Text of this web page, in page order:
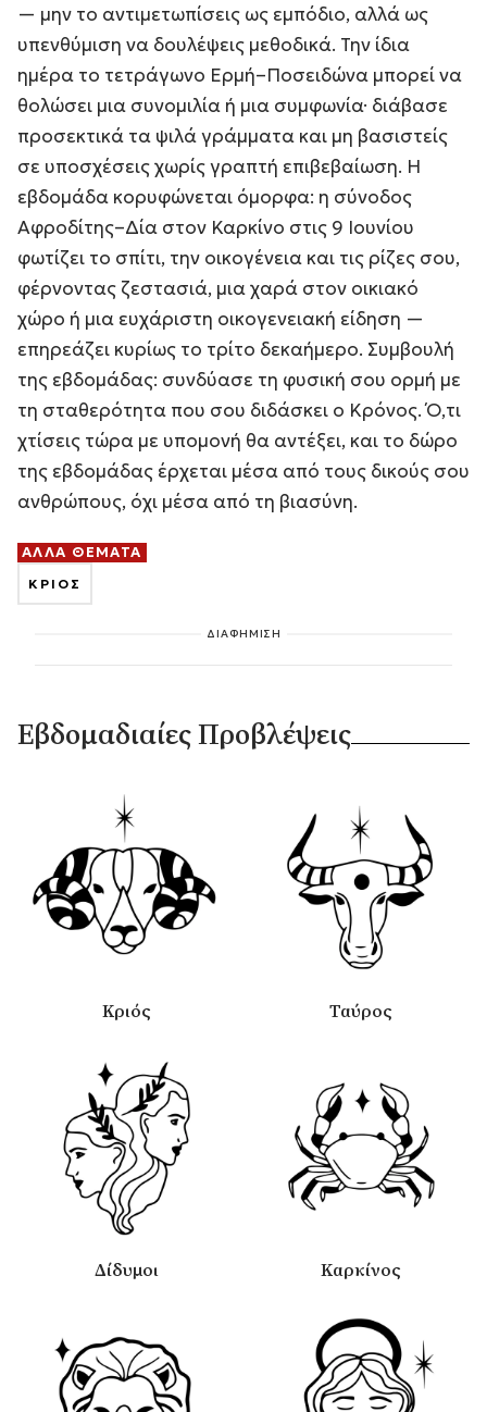
— μην το αντιμετωπίσεις ως εμπόδιο, αλλά ως
υπενθύμιση να δουλέψεις μεθοδικά. Την ίδια
ημέρα το τετράγωνο Ερμή–Ποσειδώνα μπορεί να
θολώσει μια συνομιλία ή μια συμφωνία· διάβασε
προσεκτικά τα ψιλά γράμματα και μη βασιστείς
σε υποσχέσεις χωρίς γραπτή επιβεβαίωση. Η
εβδομάδα κορυφώνεται όμορφα: η σύνοδος
Αφροδίτης–Δία στον Καρκίνο στις 9 Ιουνίου
φωτίζει το σπίτι, την οικογένεια και τις ρίζες σου,
φέρνοντας ζεστασιά, μια χαρά στον οικιακό
χώρο ή μια ευχάριστη οικογενειακή είδηση —
επηρεάζει κυρίως το τρίτο δεκαήμερο. Συμβουλή
της εβδομάδας: συνδύασε τη φυσική σου ορμή με
τη σταθερότητα που σου διδάσκει ο Κρόνος. Ό,τι
χτίσεις τώρα με υπομονή θα αντέξει, και το δώρο
της εβδομάδας έρχεται μέσα από τους δικούς σου
ανθρώπους, όχι μέσα από τη βιασύνη.
ΑΛΛΑ ΘΕΜΑΤΑ
ΚΡΙΟΣ
ΔΙΑΦΗΜΙΣΗ
Εβδομαδιαίες Προβλέψεις
Κριός Ταύρος
Δίδυμοι Καρκίνος